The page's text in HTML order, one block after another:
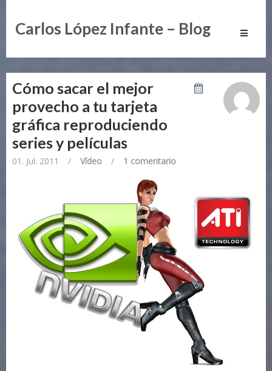
Toggle
Carlos López Infante – Blog
Cómo sacar el mejor
provecho a tu tarjeta
gráfica reproduciendo
series y películas
01. Jul. 2011 / Vídeo / 1 comentario